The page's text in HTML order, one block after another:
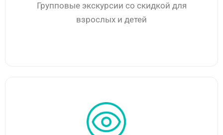
Групповые экскурсии со скидкой для
взрослых и детей